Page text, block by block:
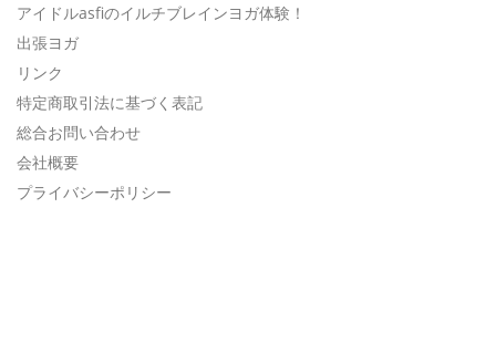
アイドルasfiのイルチブレインヨガ体験！
出張ヨガ
リンク
特定商取引法に基づく表記
総合お問い合わせ
会社概要
プライバシーポリシー